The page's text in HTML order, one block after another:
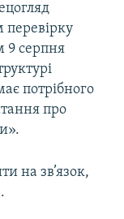
перевірку
9 серпня
потрібного
про
на зв’язок,